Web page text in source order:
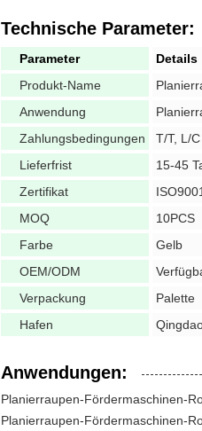
Technische Parameter:
Parameter
Details
Produkt-Name
Anwendung
Zahlungsbedingungen
T/T, L/C
Lieferfrist
15-45
Zertifikat
ISO9001
MOQ
10PCS
Farbe
Gelb
OEM/ODM
Verpackung
Palette
Hafen
Anwendungen:
Planierraupen-Fördermaschinen-
Planierraupen-Fördermaschinen-